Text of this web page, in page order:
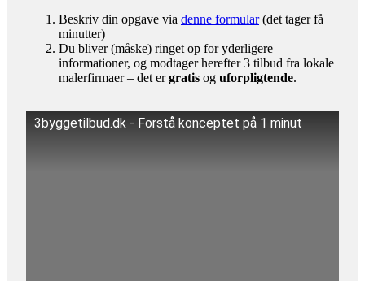
Beskriv din opgave via denne formular(det tager få
minutter)
Du bliver (måske) ringet op for yderligere
informationer, og modtager herefter 3 tilbud fra lokale
malerfirmaer – det ergratis og uforpligtende.
3byggetilbud.dk - Forstå konceptet på 1 minut